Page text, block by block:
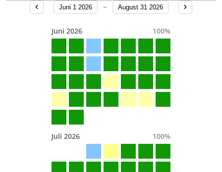
Juni 1 2026 August 31 2026
Juni 2026 100%
Juli 2026 100%